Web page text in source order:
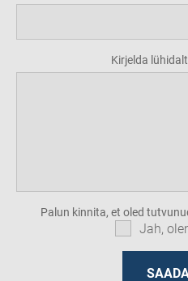
Kirjelda
Palun kinnita, et oled
Jah,